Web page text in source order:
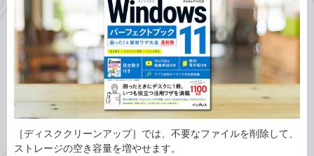
リ
［ディスククリーンアップ］では、不要なファイルを削除して、
ストレージの空き容量を増やせます。